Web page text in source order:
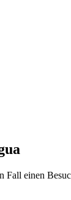
einen